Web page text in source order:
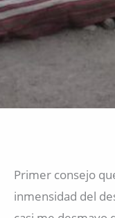
Primer consejo
inmensidad del